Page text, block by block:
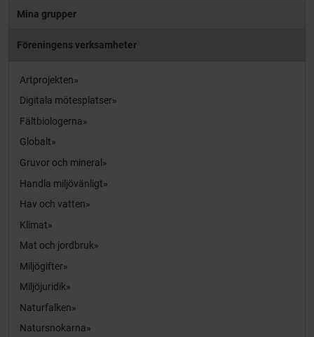
Mina grupper
Föreningens verksamheter
Artprojekten
Digitala mötesplatser
Fältbiologerna
Globalt
Gruvor och mineral
Handla miljövänligt
Hav och vatten
Klimat
Mat och jordbruk
Miljögifter
Miljöjuridik
Naturfalken
Natursnokarna